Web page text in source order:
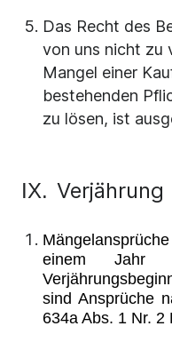
Das Recht des
von uns nicht zu
Mangel einer
bestehenden
zu lösen, ist
IX. Verjährung
einem Jahr
sind Ansprüche
634a Abs. 1 Nr. 2